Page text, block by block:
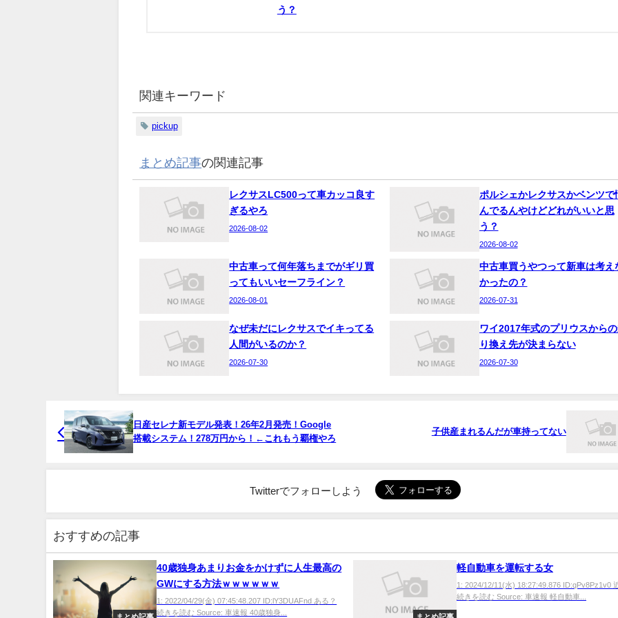
う？
関連キーワード
pickup
まとめ記事の関連記事
レクサスLC500って車カッコ良す
ぎるやろ
2026-08-02
ポルシェかレクサスかベンツで
んでるんやけどどれがいいと思
う？
2026-08-02
中古車って何年落ちまでがギリ買
ってもいいセーフライン？
2026-08-01
中古車買うやつって新車は考え
かったの？
2026-07-31
なぜ未だにレクサスでイキってる
人間がいるのか？
2026-07-30
ワイ2017年式のプリウスから
り換え先が決まらない
2026-07-30
日産セレナ新モデル発表！26年2月発売！Google
搭載システム！278万円から！←これもう覇権やろ
子供産まれるんだが車持ってない
Twitterでフォローしよう
おすすめの記事
40歳独身あまりお金をかけずに人生最高の
GWにする方法ｗｗｗｗｗｗ
1: 2022/04/29(金) 07:45:48.207 ID:lY3DUAFnd ある？
続きを読む Source: 車速報 40歳独身...
軽自動車を運転する女
1: 2024/12/11(水) 18:27:49.876 ID:qPv8Pz1v0
続きを読む Source: 車速報 軽自動車...